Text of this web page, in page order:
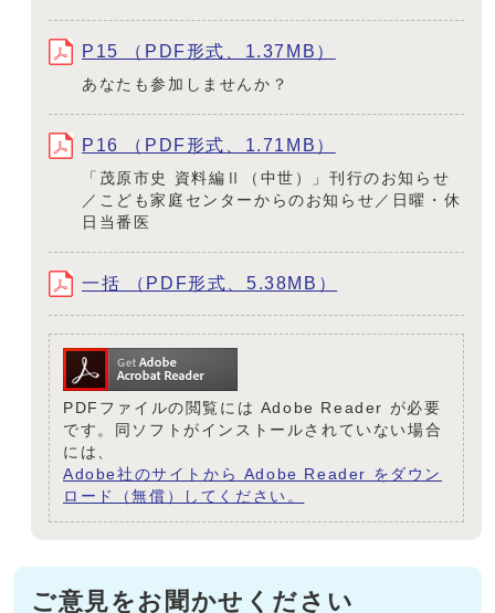
P15 （PDF形式、1.37MB）
あなたも参加しませんか？
P16 （PDF形式、1.71MB）
「茂原市史 資料編Ⅱ（中世）」刊行のお知らせ
／こども家庭センターからのお知らせ／日曜・休
日当番医
一括 （PDF形式、5.38MB）
PDFファイルの閲覧には Adobe Reader が必要
です。同ソフトがインストールされていない場合
には、
Adobe社のサイトから Adobe Reader をダウン
ロード（無償）してください。
ご意見をお聞かせください